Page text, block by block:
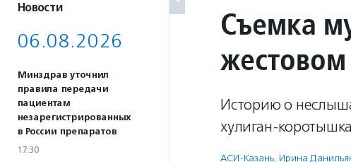
Новости
06.08.2026
Минздрав уточнил
правила передачи
пациентам
незарегистрированных
в России препаратов
17:30
Съемка
Историю о
хулиган-
АСИ-Казань, Ирина